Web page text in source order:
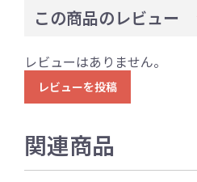
この商品のレビュー
レビューはありません。
レビューを投稿
関連商品